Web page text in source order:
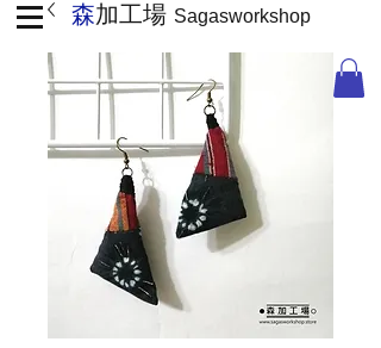
森加工場 Sagasworkshop